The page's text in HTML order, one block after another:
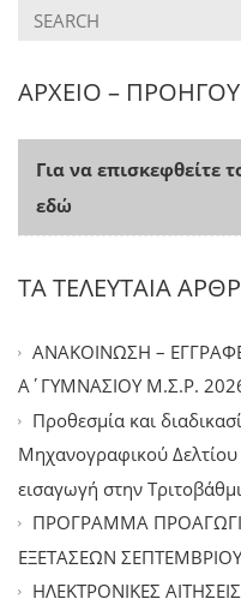
ΑΡΧΕΙΟ –
Για να επισκεφθείτε
εδώ
ΤΑ ΤΕΛΕΥΤΑΙΑ
ΑΝΑΚΟΙΝΩΣΗ –
Α΄ΓΥΜΝΑΣΙΟΥ Μ.Σ.Ρ.
Προθεσμία και
Μηχανογραφικού
εισαγωγή στην
ΠΡΟΓΡΑΜΜΑ
ΕΞΕΤΑΣΕΩΝ ΣΕΠΤΕΜΒΡΙΟΥ
ΗΛΕΚΤΡΟΝΙΚΕΣ